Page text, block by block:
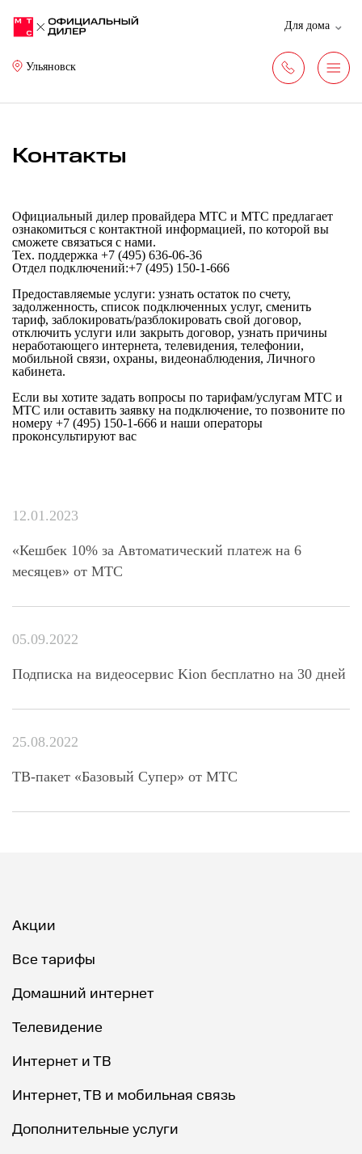
Для дома
Ульяновск
Контакты
Официальный дилер провайдера МТС и МТС предлагает
ознакомиться с контактной информацией, по которой вы
сможете связаться с нами.
Тех. поддержка +7 (495) 636-06-36
Отдел подключений:+7 (495) 150-1-666
Предоставляемые услуги: узнать остаток по счету,
задолженность, список подключенных услуг, сменить
тариф, заблокировать/разблокировать свой договор,
отключить услуги или закрыть договор, узнать причины
неработающего интернета, телевидения, телефонии,
мобильной связи, охраны, видеонаблюдения, Личного
кабинета.
Если вы хотите задать вопросы по тарифам/услугам МТС и
МТС или оставить заявку на подключение, то позвоните по
номеру +7 (495) 150-1-666 и наши операторы
проконсультируют вас
12.01.2023
«Кешбек 10% за Автоматический платеж на 6
месяцев» от МТС
05.09.2022
Подписка на видеосервис Kion бесплатно на 30 дней
25.08.2022
ТВ-пакет «Базовый Супер» от МТС
Акции
Все тарифы
Домашний интернет
Телевидение
Интернет и ТВ
Интернет, ТВ и мобильная связь
Дополнительные услуги